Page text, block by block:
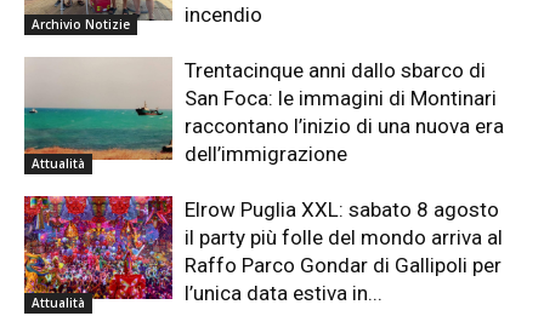
Archivio Notizie
incendio
Attualità
Trentacinque anni dallo sbarco di
San Foca: le immagini di Montinari
raccontano l’inizio di una nuova era
dell’immigrazione
Attualità
Elrow Puglia XXL: sabato 8 agosto
il party più folle del mondo arriva al
Raffo Parco Gondar di Gallipoli per
l’unica data estiva in...